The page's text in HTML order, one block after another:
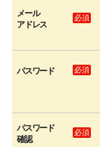
メール
アドレス
必須
パスワード 必須
パスワード
確認
必須